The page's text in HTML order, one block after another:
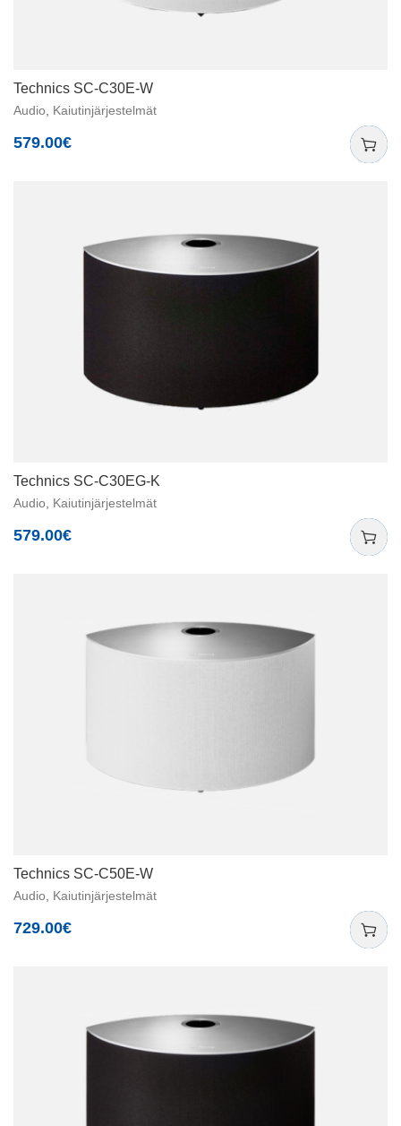
Technics SC-C30E-W
Audio Kaiutinjärjestelmät
579.00€
Technics SC-C30EG-K
Audio Kaiutinjärjestelmät
579.00€
Technics SC-C50E-W
Audio Kaiutinjärjestelmät
729.00€